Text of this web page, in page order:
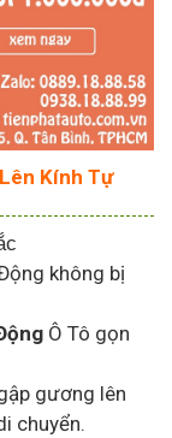
Kính Tự
không bị
Ô Tô gọn
gương lên
chuyển.